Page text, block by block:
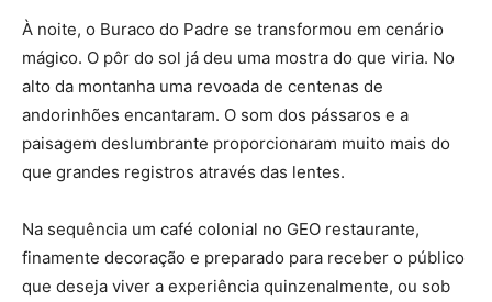
À noite, o Buraco do Padre se transformou em cenário
mágico. O pôr do sol já deu uma mostra do que viria. No
alto da montanha uma revoada de centenas de
andorinhões encantaram. O som dos pássaros e a
paisagem deslumbrante proporcionaram muito mais do
que grandes registros através das lentes.
Na sequência um café colonial no GEO restaurante,
finamente decoração e preparado para receber o público
que deseja viver a experiência quinzenalmente, ou sob